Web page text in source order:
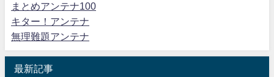
まとめアンテナ100
キター！アンテナ
無理難題アンテナ
最新記事